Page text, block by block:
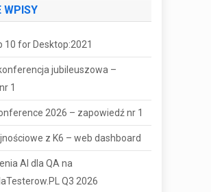
WPISY
10 for Desktop:2021
jubileuszowa –
1
2026 – zapowiedź nr 1
z K6 – web dashboard
AI dla QA na
Q3 2026